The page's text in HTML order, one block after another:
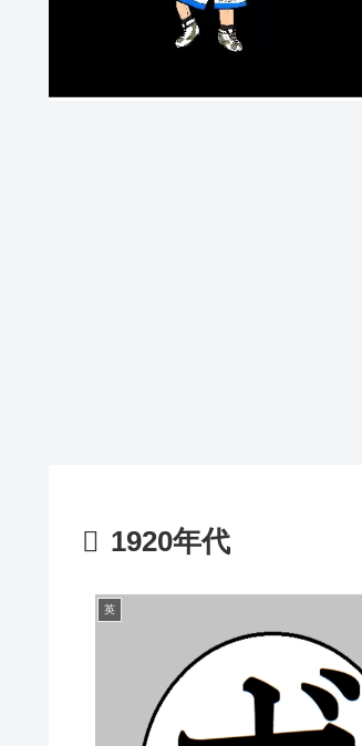
1920年代
英